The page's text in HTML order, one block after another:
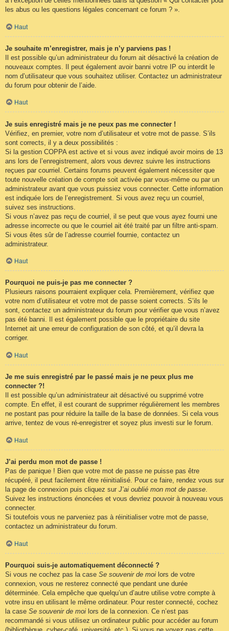
les abus ou les questions légales concernant ce forum ? ».
Haut
Je souhaite m’enregistrer, mais je n’y parviens pas !
Il est possible qu’un administrateur du forum ait désactivé la création de
nouveaux comptes. Il peut également avoir banni votre IP ou interdit le
nom d’utilisateur que vous souhaitez utiliser. Contactez un administrateur
du forum pour obtenir de l’aide.
Haut
Je suis enregistré mais je ne peux pas me connecter !
Vérifiez, en premier, votre nom d’utilisateur et votre mot de passe. S’ils
sont corrects, il y a deux possibilités :
Si la gestion COPPA est active et si vous avez indiqué avoir moins de 13
ans lors de l’enregistrement, alors vous devrez suivre les instructions
reçues par courriel. Certains forums peuvent également nécessiter que
toute nouvelle création de compte soit activée par vous-même ou par un
administrateur avant que vous puissiez vous connecter. Cette information
est indiquée lors de l’enregistrement. Si vous avez reçu un courriel,
suivez ses instructions.
Si vous n’avez pas reçu de courriel, il se peut que vous ayez fourni une
adresse incorrecte ou que le courriel ait été traité par un filtre anti-spam.
Si vous êtes sûr de l’adresse courriel fournie, contactez un
administrateur.
Haut
Pourquoi ne puis-je pas me connecter ?
Plusieurs raisons pourraient expliquer cela. Premièrement, vérifiez que
votre nom d’utilisateur et votre mot de passe soient corrects. S’ils le
sont, contactez un administrateur du forum pour vérifier que vous n’avez
pas été banni. Il est également possible que le propriétaire du site
Internet ait une erreur de configuration de son côté, et qu’il devra la
corriger.
Haut
Je me suis enregistré par le passé mais je ne peux plus me
connecter ?!
Il est possible qu’un administrateur ait désactivé ou supprimé votre
compte. En effet, il est courant de supprimer régulièrement les membres
ne postant pas pour réduire la taille de la base de données. Si cela vous
arrive, tentez de vous ré-enregistrer et soyez plus investi sur le forum.
Haut
J’ai perdu mon mot de passe !
Pas de panique ! Bien que votre mot de passe ne puisse pas être
récupéré, il peut facilement être réinitialisé. Pour ce faire, rendez vous sur
la page de connexion puis cliquez sur J’ai oublié mon mot de passe.
Suivez les instructions énoncées et vous devriez pouvoir à nouveau vous
connecter.
Si toutefois vous ne parveniez pas à réinitialiser votre mot de passe,
contactez un administrateur du forum.
Haut
Pourquoi suis-je automatiquement déconnecté ?
Si vous ne cochez pas la case Se souvenir de moi lors de votre
connexion, vous ne resterez connecté que pendant une durée
déterminée. Cela empêche que quelqu’un d’autre utilise votre compte à
votre insu en utilisant le même ordinateur. Pour rester connecté, cochez
la case Se souvenir de moi lors de la connexion. Ce n’est pas
recommandé si vous utilisez un ordinateur public pour accéder au forum